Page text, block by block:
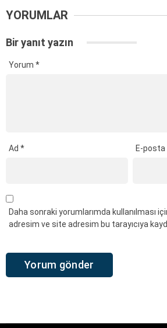
YORUMLAR
Bir yanıt yazın
Yorum *
Ad * E-posta
Daha sonraki yorumlarımda kullanılması
adresim ve site adresim bu tarayıcıya